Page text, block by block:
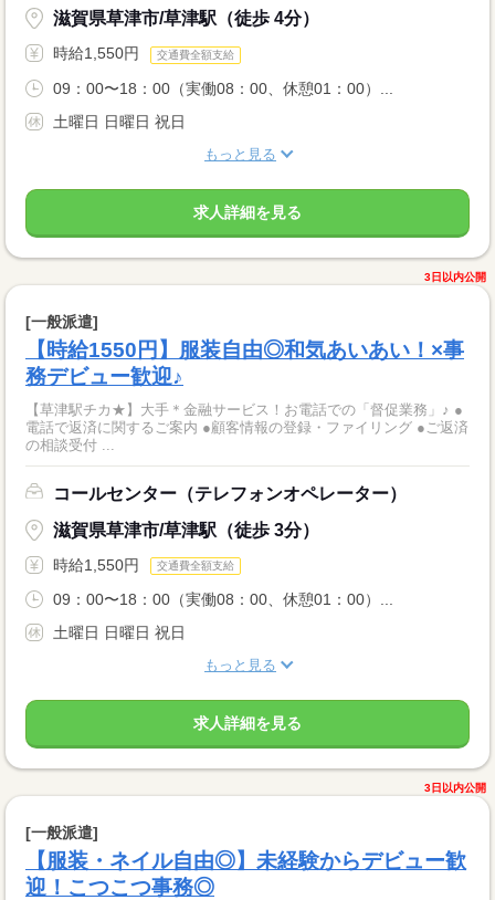
滋賀県草津市/草津駅（徒歩 4分）
時給1,550円 交通費全額支給
09：00〜18：00（実働08：00、休憩01：00）...
土曜日 日曜日 祝日
もっと見る
求人詳細を見る
3日以内公開
[一般派遣]
【時給1550円】服装自由◎和気あいあい！×事
務デビュー歓迎♪
【草津駅チカ★】大手＊金融サービス！お電話での「督促業務」♪ ●
電話で返済に関するご案内 ●顧客情報の登録・ファイリング ●ご返済
の相談受付 ...
コールセンター（テレフォンオペレーター）
滋賀県草津市/草津駅（徒歩 3分）
時給1,550円 交通費全額支給
09：00〜18：00（実働08：00、休憩01：00）...
土曜日 日曜日 祝日
もっと見る
求人詳細を見る
3日以内公開
[一般派遣]
【服装・ネイル自由◎】未経験からデビュー歓
迎！こつこつ事務◎